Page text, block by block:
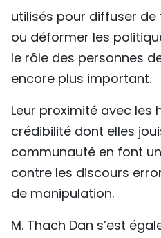
utilisés pour diffuser
ou déformer les
le rôle des personnes
encore plus important.
Leur proximité avec les
crédibilité dont elles
communauté en font
contre les discours
de manipulation.
M. Thach Dan s’est